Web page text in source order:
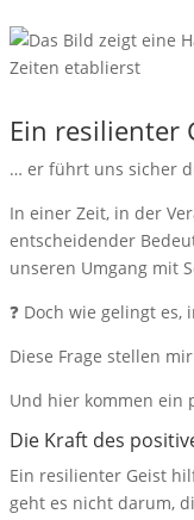
Ein resilienter
… er führt uns sicher
In einer Zeit, in der
entscheidender
unseren Umgang mit
❓ Doch wie gelingt
Diese Frage stellen
Und hier kommen ein
Die Kraft des
Ein resilienter Geist
geht es nicht darum,